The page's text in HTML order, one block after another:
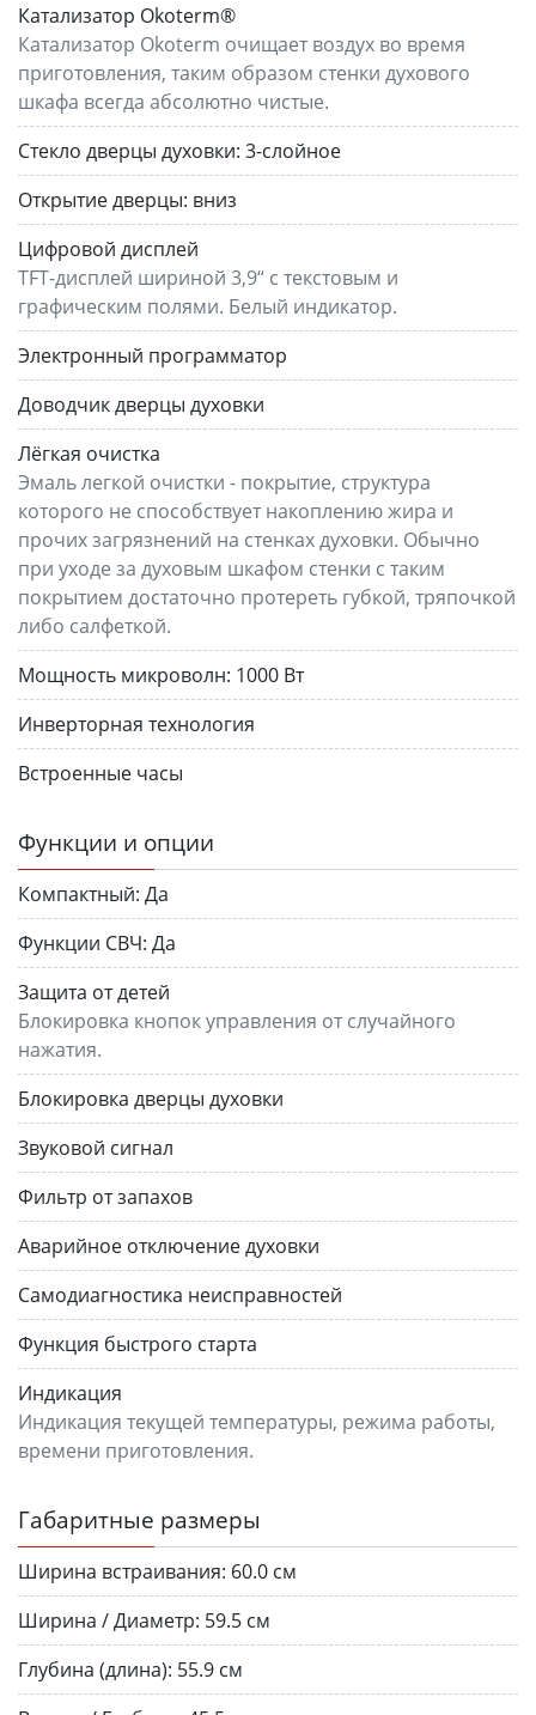
Катализатор Okoterm®
Катализатор Okoterm очищает воздух во время
приготовления, таким образом стенки духового
шкафа всегда абсолютно чистые.
Стекло дверцы духовки: 3-слойное
Открытие дверцы: вниз
Цифровой дисплей
TFT-дисплей шириной 3,9“ с текстовым и
графическим полями. Белый индикатор.
Электронный программатор
Доводчик дверцы духовки
Лёгкая очистка
Эмаль легкой очистки - покрытие, структура
которого не способствует накоплению жира и
прочих загрязнений на стенках духовки. Обычно
при уходе за духовым шкафом стенки с таким
покрытием достаточно протереть губкой, тряпочкой
либо салфеткой.
Мощность микроволн: 1000 Вт
Инверторная технология
Встроенные часы
Функции и опции
Компактный: Да
Функции СВЧ: Да
Защита от детей
Блокировка кнопок управления от случайного
нажатия.
Блокировка дверцы духовки
Звуковой сигнал
Фильтр от запахов
Аварийное отключение духовки
Самодиагностика неисправностей
Функция быстрого старта
Индикация
Индикация текущей температуры, режима работы,
времени приготовления.
Габаритные размеры
Ширина встраивания: 60.0 см
Ширина / Диаметр: 59.5 см
Глубина (длина): 55.9 см